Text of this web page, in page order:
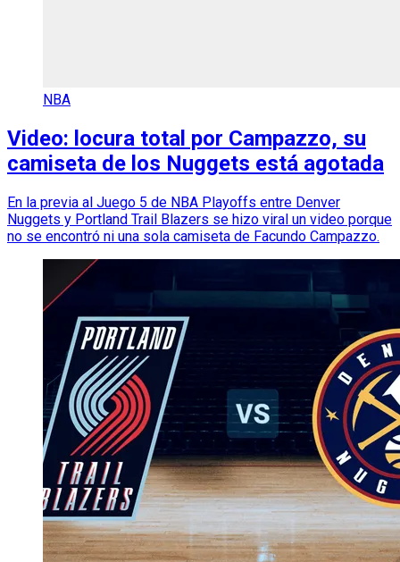
NBA
Video: locura total por Campazzo, su
camiseta de los Nuggets está agotada
En la previa al Juego 5 de NBA Playoffs entre Denver
Nuggets y Portland Trail Blazers se hizo viral un video porque
no se encontró ni una sola camiseta de Facundo Campazzo.